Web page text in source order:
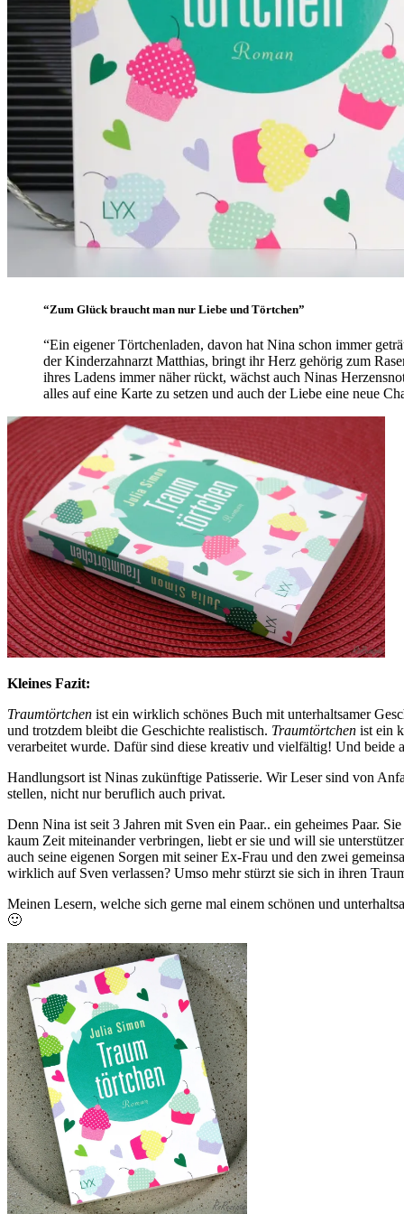
“Zum Glück braucht man nur Liebe und Törtchen”
“Ein eigener Törtchenladen, davon hat Nina schon immer
der Kinderzahnarzt Matthias, bringt ihr Herz gehörig zum
ihres Ladens immer näher rückt, wächst auch Ninas
alles auf eine Karte zu setzen und auch der Liebe eine neue
Kleines Fazit:
Traumtörtchen ist ein wirklich schönes Buch mit unterhaltsamer
und trotzdem bleibt die Geschichte realistisch. Traumtörtchen ist ein
verarbeitet wurde. Dafür sind diese kreativ und vielfältig! Und beide
Handlungsort ist Ninas zukünftige Patisserie. Wir Leser sind von
stellen, nicht nur beruflich auch privat.
Denn Nina ist seit 3 Jahren mit Sven ein Paar.. ein geheimes Paar.
kaum Zeit miteinander verbringen, liebt er sie und will sie
auch seine eigenen Sorgen mit seiner Ex-Frau und den zwei
wirklich auf Sven verlassen? Umso mehr stürzt sie sich in ihren
Meinen Lesern, welche sich gerne mal einem schönen und
🙂